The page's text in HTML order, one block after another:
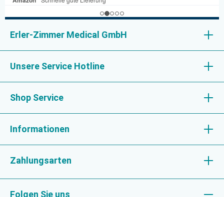
Erler-Zimmer Medical GmbH
Unsere Service Hotline
Shop Service
Informationen
Zahlungsarten
Folgen Sie uns